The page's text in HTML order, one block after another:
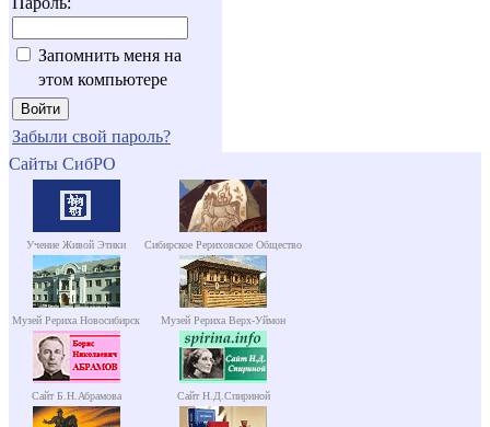
Запомнить меня на
этом компьютере
Забыли свой пароль?
Сайты СибРО
Учение Живой Этики Сибирское Рериховское Общество
Музей Рериха Новосибирск Музей Рериха Верх-Уймон
Сайт Б.Н.Абрамова Сайт Н.Д.Спириной